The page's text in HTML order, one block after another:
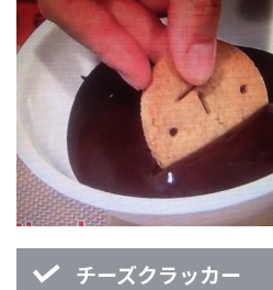
チーズクラッカー